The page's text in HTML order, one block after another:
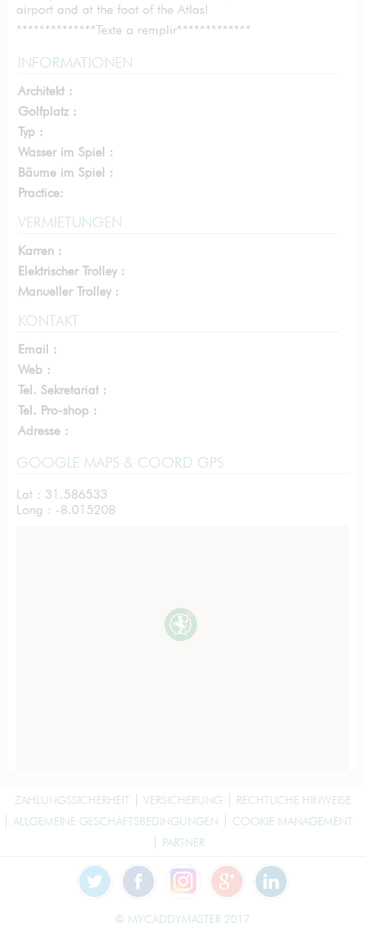
airport and at the foot of the Atlas!
**************Texte a remplir*************
INFORMATIONEN
Architekt :
Golfplatz :
Typ :
Wasser im Spiel :
Bäume im Spiel :
Practice:
VERMIETUNGEN
Karren :
Elektrischer Trolley :
Manueller Trolley :
KONTAKT
Email :
Web :
Tel. Sekretariat :
Tel. Pro-shop :
Adresse :
GOOGLE MAPS & COORD GPS
Lat : 31.586533
Long : -8.015208
ZAHLUNGSSICHERHEIT VERSICHERUNG
RECHTLICHE HINWEISE
ALLGEMEINE GESCHÄFTSBEDINGUNGEN
COOKIE MANAGEMENT
PARTNER
© MYCADDYMASTER 2017